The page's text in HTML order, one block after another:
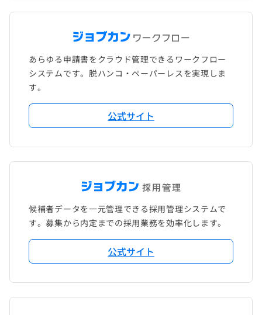
あらゆる申請書をクラウド管理できるワークフロー
システムです。脱ハンコ・ペーパーレスを実現しま
す。
公式サイト
候補者データを一元管理できる採用管理システムで
す。募集から内定までの採用業務を効率化します。
公式サイト